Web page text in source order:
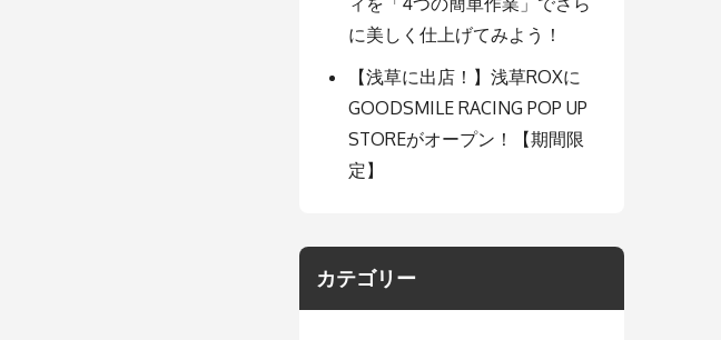
に美しく仕上げてみよう！
【浅草に出店！】浅草ROXに
GOODSMILE RACING POP UP
STOREがオープン！【期間限
定】
カテゴリー